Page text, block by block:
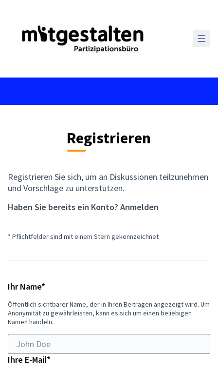
Registrieren
Registrieren Sie sich, um an Diskussionen teilzunehmen
und Vorschläge zu unterstützen.
Haben Sie bereits ein Konto? Anmelden
* Pflichtfelder sind mit einem Stern gekennzeichnet
Ihr Name*
Öffentlich sichtbarer Name, der in Ihren Beiträgen angezeigt wird. Um
Anonymität zu gewährleisten, kann es sich um einen beliebigen
Namen handeln.
Ihre E-Mail*